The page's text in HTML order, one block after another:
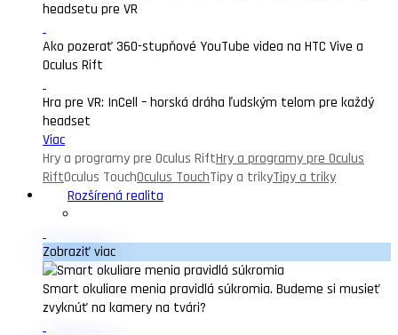
headsetu pre VR
Ako pozerať 360-stupňové YouTube videa na HTC Vive a
Oculus Rift
Hra pre VR: InCell – horská dráha ľudským telom pre každý
headset
Viac
Hry a programy pre Oculus RiftHry a programy pre Oculus
RiftOculus TouchOculus TouchTipy a trikyTipy a triky
Rozšírená realita
Zobraziť viac
Smart okuliare menia pravidlá súkromia. Budeme si musieť
zvyknúť na kamery na tvári?